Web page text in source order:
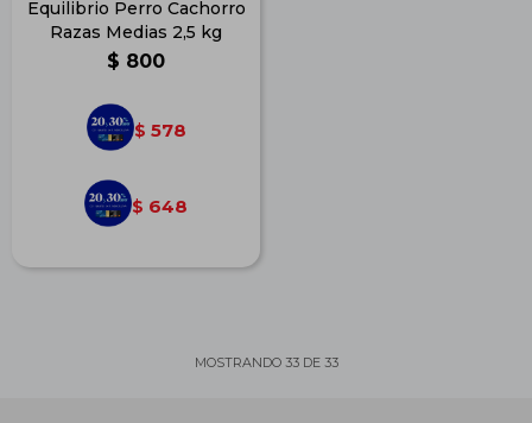
Equilibrio Perro Cachorro
Razas Medias 2,5 kg
$ 800
$ 578
$ 648
MOSTRANDO 33DE 33